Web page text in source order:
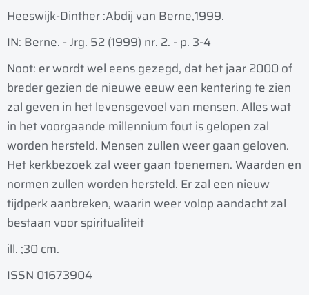
Heeswijk-Dinther :Abdij van Berne,1999.
IN: Berne. - Jrg. 52 (1999) nr. 2. - p. 3-4
Noot: er wordt wel eens gezegd, dat het jaar 2000 of
breder gezien de nieuwe eeuw een kentering te zien
zal geven in het levensgevoel van mensen. Alles wat
in het voorgaande millennium fout is gelopen zal
worden hersteld. Mensen zullen weer gaan geloven.
Het kerkbezoek zal weer gaan toenemen. Waarden en
normen zullen worden hersteld. Er zal een nieuw
tijdperk aanbreken, waarin weer volop aandacht zal
bestaan voor spiritualiteit
ill. ;30 cm.
ISSN 01673904